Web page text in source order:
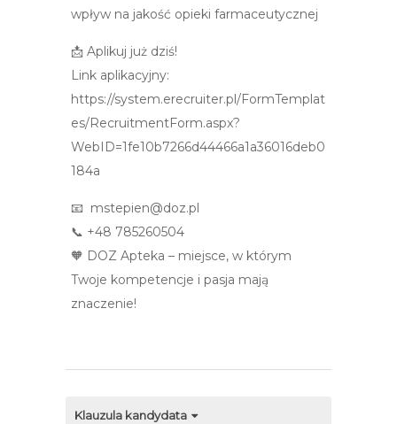
wpływ na jakość opieki farmaceutycznej
📩 Aplikuj już dziś!
Link aplikacyjny:
https://system.erecruiter.pl/FormTemplat
es/RecruitmentForm.aspx?
WebID=1fe10b7266d44466a1a36016deb0
184a
📧 mstepien@doz.pl
📞 +48 785260504
🧡 DOZ Apteka – miejsce, w którym
Twoje kompetencje i pasja mają
znaczenie!
Klauzula kandydata